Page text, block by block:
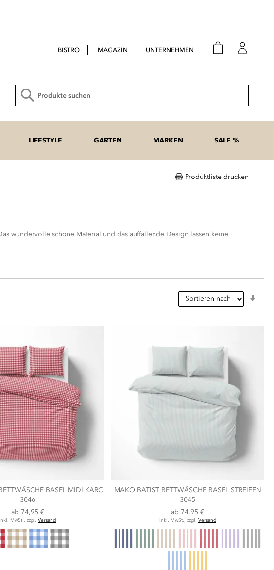
BISTRO MAGAZIN UNTERNEHMEN
Suche
LIFESTYLE GARTEN MARKEN SALE %
Produktliste drucken
wundervolle schöne Material und das auffallende Design lassen keine
BASEL MIDI KARO
3046
ab 74,95 €
inkl. MwSt., zzgl.Versand
MAKO BATIST BETTWÄSCHE BASEL STREIFEN
3045
ab 74,95 €
inkl. MwSt., zzgl. Versand